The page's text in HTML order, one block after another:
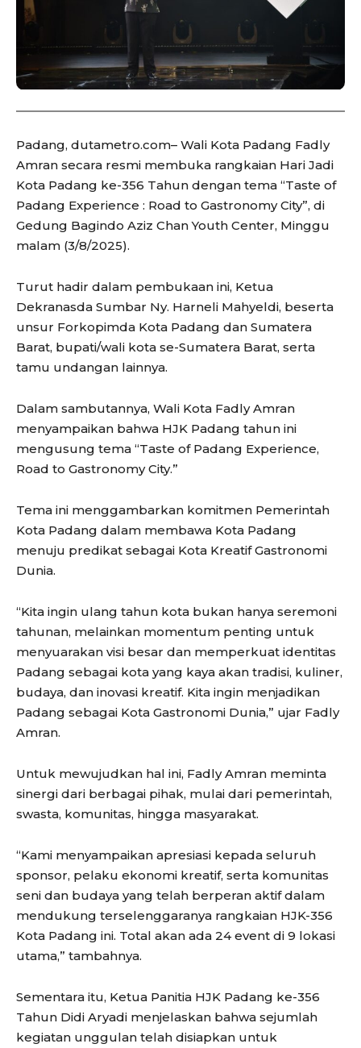
Padang, dutametro.com– Wali Kota Padang Fadly
Amran secara resmi membuka rangkaian Hari Jadi
Kota Padang ke-356 Tahun dengan tema “Taste of
Padang Experience : Road to Gastronomy City”, di
Gedung Bagindo Aziz Chan Youth Center, Minggu
malam (3/8/2025).
Turut hadir dalam pembukaan ini, Ketua
Dekranasda Sumbar Ny. Harneli Mahyeldi, beserta
unsur Forkopimda Kota Padang dan Sumatera
Barat, bupati/wali kota se-Sumatera Barat, serta
tamu undangan lainnya.
Dalam sambutannya, Wali Kota Fadly Amran
menyampaikan bahwa HJK Padang tahun ini
mengusung tema “Taste of Padang Experience,
Road to Gastronomy City.”
Tema ini menggambarkan komitmen Pemerintah
Kota Padang dalam membawa Kota Padang
menuju predikat sebagai Kota Kreatif Gastronomi
Dunia.
“Kita ingin ulang tahun kota bukan hanya seremoni
tahunan, melainkan momentum penting untuk
menyuarakan visi besar dan memperkuat identitas
Padang sebagai kota yang kaya akan tradisi, kuliner,
budaya, dan inovasi kreatif. Kita ingin menjadikan
Padang sebagai Kota Gastronomi Dunia,” ujar Fadly
Amran.
Untuk mewujudkan hal ini, Fadly Amran meminta
sinergi dari berbagai pihak, mulai dari pemerintah,
swasta, komunitas, hingga masyarakat.
“Kami menyampaikan apresiasi kepada seluruh
sponsor, pelaku ekonomi kreatif, serta komunitas
seni dan budaya yang telah berperan aktif dalam
mendukung terselenggaranya rangkaian HJK-356
Kota Padang ini. Total akan ada 24 event di 9 lokasi
utama,” tambahnya.
Sementara itu, Ketua Panitia HJK Padang ke-356
Tahun Didi Aryadi menjelaskan bahwa sejumlah
kegiatan unggulan telah disiapkan untuk